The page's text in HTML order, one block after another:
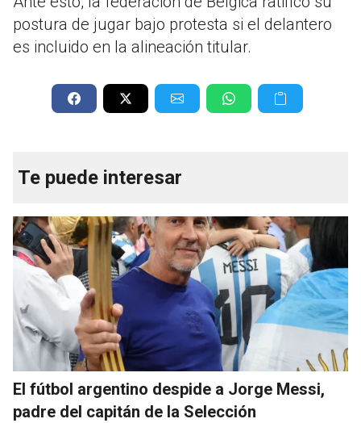
postura de jugar bajo protesta si el delantero
es incluido en la alineación titular.
Te puede interesar
El fútbol argentino despide a Jorge Messi,
padre del capitán de la Selección